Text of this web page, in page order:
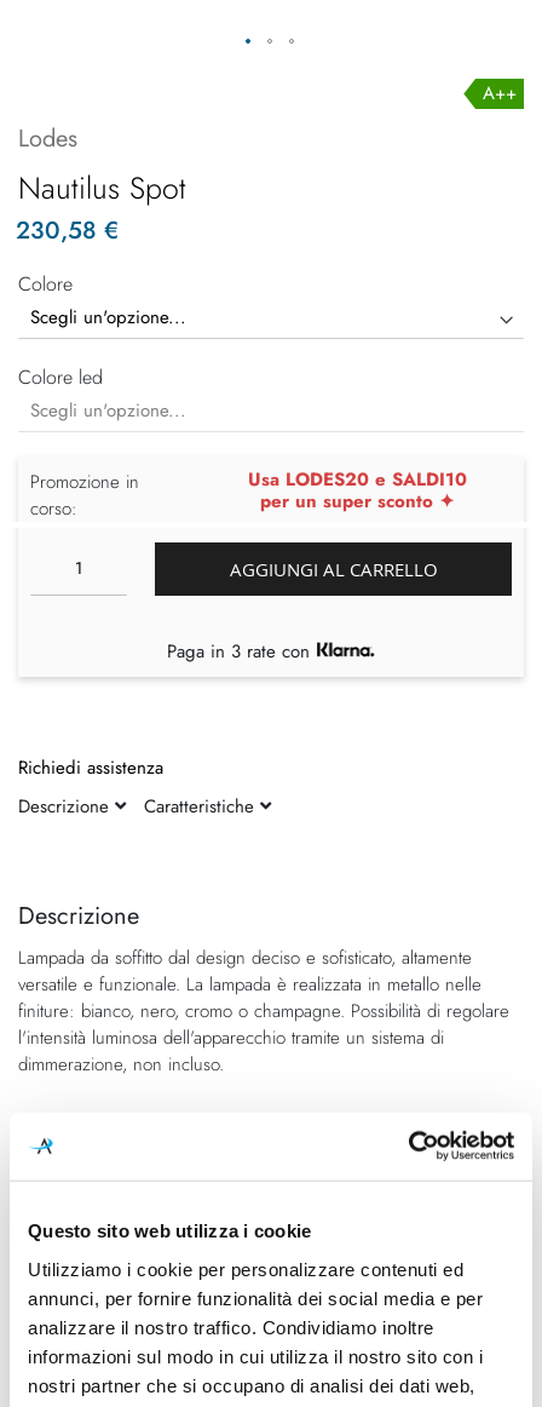
Questo sito web utilizza i cookie
Utilizziamo i cookie per personalizzare contenuti ed
annunci, per fornire funzionalità dei social media e per
analizzare il nostro traffico. Condividiamo inoltre
informazioni sul modo in cui utilizza il nostro sito con i
nostri partner che si occupano di analisi dei dati web,
fine
galleria
di
immagini
della
di
immagini
Descrizione
Lampada da soffitto dal design deciso e sofisticato, altamente
versatile e funzionale. La lampada è realizzata in metallo nelle
finiture: bianco, nero, cromo o champagne. Possibilità di regolare
l'intensità luminosa dell'apparecchio tramite un sistema di
dimmerazione, non incluso.
Caratteristiche
Nautilus Spot
Andrea Tosetto, 2020
Dimensioni
Ø 134mm x 42mm
Sorgente luminosa
Led integrato
Potenza e attacco
10W - 2700K / 3000K -
945Lm / 950Lm - CRI90 -
Dimmerazione
Dimmerabile
A++
Lodes
Nautilus Spot
230,58 €
Colore
Colore led
Promozione in
corso:
Usa LODES20 e SALDI10
per un super sconto ✦
AGGIUNGI AL CARRELLO
Paga in 3 rate con
Richiedi assistenza
Descrizione
Caratteristiche